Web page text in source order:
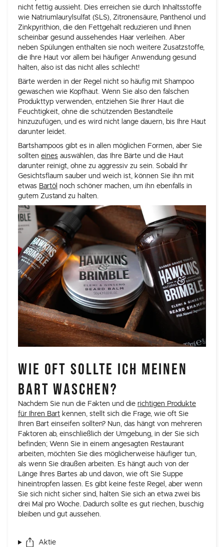
nicht fettig aussieht. Dies erreichen sie durch Inhaltsstoffe
wie Natriumlaurylsulfat (SLS), Zitronensäure, Panthenol und
Zinkpyrithion, die den Fettgehalt reduzieren und Ihnen
scheinbar gesund aussehendes Haar verleihen. Aber
neben Spülungen enthalten sie noch weitere Zusatzstoffe,
die Ihre Haut vor allem bei häufiger Anwendung gesund
halten, also ist das nicht alles schlecht!
Bärte werden in der Regel nicht so häufig mit Shampoo
gewaschen wie Kopfhaut. Wenn Sie also den falschen
Produkttyp verwenden, entziehen Sie Ihrer Haut die
Feuchtigkeit, ohne die schützenden Bestandteile
hinzuzufügen, und es wird nicht lange dauern, bis Ihre Haut
darunter leidet.
Bartshampoos gibt es in allen möglichen Formen, aber Sie
sollten eines auswählen, das Ihre Bärte und die Haut
darunter reinigt, ohne zu aggressiv zu sein. Sobald Ihr
Gesichtsflaum sauber und weich ist, können Sie ihn mit
etwas Bartöl noch schöner machen, um ihn ebenfalls in
gutem Zustand zu halten.
WIE OFT SOLLTE ICH MEINEN
BART WASCHEN?
Nachdem Sie nun die Fakten und die richtigen Produkte
für Ihren Bart kennen, stellt sich die Frage, wie oft Sie
Ihren Bart einseifen sollten? Nun, das hängt von mehreren
Faktoren ab, einschließlich der Umgebung, in der Sie sich
befinden; Wenn Sie in einem angesagten Restaurant
arbeiten, möchten Sie dies möglicherweise häufiger tun,
als wenn Sie draußen arbeiten. Es hängt auch von der
Länge Ihres Bartes ab und davon, wie oft Sie Suppe
hineintropfen lassen. Es gibt keine feste Regel, aber wenn
Sie sich nicht sicher sind, halten Sie sich an etwa zwei bis
drei Mal pro Woche. Dadurch sollte es gut riechen, buschig
bleiben und gut aussehen.
Aktie